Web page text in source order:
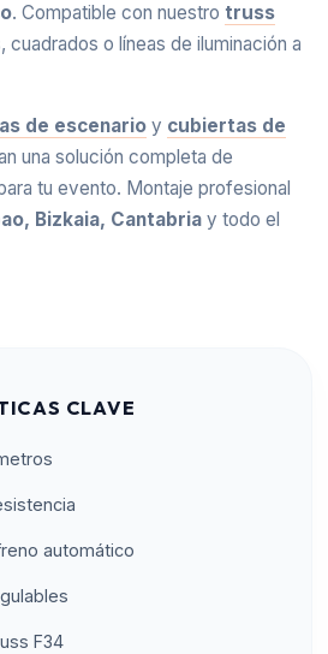
. Compatible con nuestro truss
o líneas de iluminación a
de escenarioy cubiertas de
una solución completa de
tu evento. Montaje profesional
Bizkaia, Cantabriay todo el
CLAVE
automático
F34